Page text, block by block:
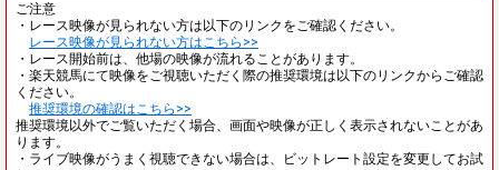
ご注意
・レース映像が見られない方は以下のリンクをご確認ください。
レース映像が見られない方はこちら>>
・レース開始前は、他場の映像が流れることがあります。
・楽天競馬にて映像をご視聴いただく際の推奨環境は以下のリンクからご確認
ください。
推奨環境の確認はこちら>>
推奨環境以外でご覧いただく場合、画面や映像が正しく表示されないことがあ
ります。
・ライブ映像がうまく視聴できない場合は、ビットレート設定を変更してお試